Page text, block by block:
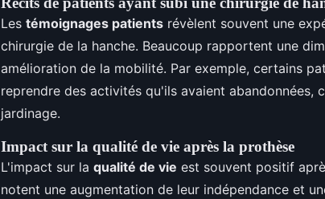
Les témoignages patients révèlent souvent une
chirurgie de la hanche. Beaucoup rapportent une
amélioration de la mobilité. Par exemple, certains
reprendre des activités qu'ils avaient abandonnées,
jardinage.
Impact sur la qualité de vie après la prothèse
L'impact sur la qualité de vie est souvent positif
notent une augmentation de leur indépendance et